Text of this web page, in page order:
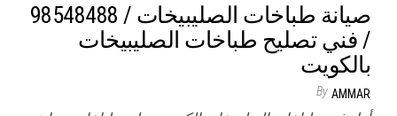
صيانة طباخات الصليبيخات / 98548488
/ فني تصليح طباخات الصليبيخات
بالكويت
By AMMAR